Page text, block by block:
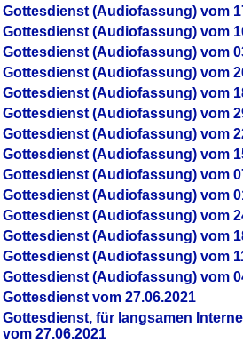
Gottesdienst (Audiofassung) vom
Gottesdienst (Audiofassung) vom
Gottesdienst (Audiofassung) vom
Gottesdienst (Audiofassung) vom
Gottesdienst (Audiofassung) vom
Gottesdienst (Audiofassung) vom
Gottesdienst (Audiofassung) vom
Gottesdienst (Audiofassung) vom
Gottesdienst (Audiofassung) vom
Gottesdienst (Audiofassung) vom
Gottesdienst (Audiofassung) vom
Gottesdienst (Audiofassung) vom
Gottesdienst (Audiofassung) vom
Gottesdienst (Audiofassung) vom
Gottesdienst vom 27.06.2021
Gottesdienst, für langsamen
vom 27.06.2021